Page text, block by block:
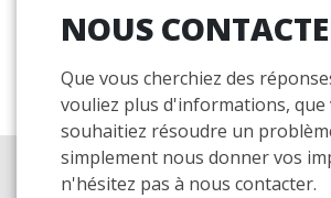
NOUS
Que vous cherchiez des
vouliez plus d'informations, que
souhaitiez résoudre un
simplement nous donner vos
n'hésitez pas à nous contacter.